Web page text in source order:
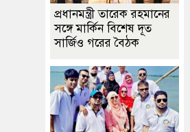
প্রধানমন্ত্রী তারেক রহমানের
সঙ্গে মার্কিন বিশেষ দূত
সার্জিও গরের বৈঠক